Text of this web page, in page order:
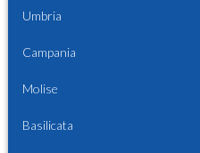
Umbria
Campania
Molise
Basilicata